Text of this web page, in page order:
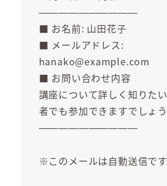
——————————
■ お名前: 山田花子
■ メールアドレス:
hanako@example.com
■ お問い合わせ内容
講座について詳しく知りた
者でも参加できますでしょ
——————————
※このメールは自動送信です